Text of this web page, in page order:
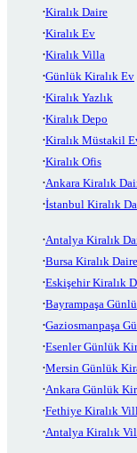
Kiralık Daire
Kiralık Ev
Kiralık Villa
Günlük Kiralık Ev
Kiralık Yazlık
Kiralık Depo
Kiralık Müstakil
Kiralık Ofis
Ankara Kiralık
İstanbul Kiralık
Antalya Kiralık
Bursa Kiralık Daire
Eskişehir Kiralık
Bayrampaşa
Gaziosmanpaşa
Esenler Günlük
Mersin Günlük
Ankara Günlük
Fethiye Kiralık
Antalya Kiralık